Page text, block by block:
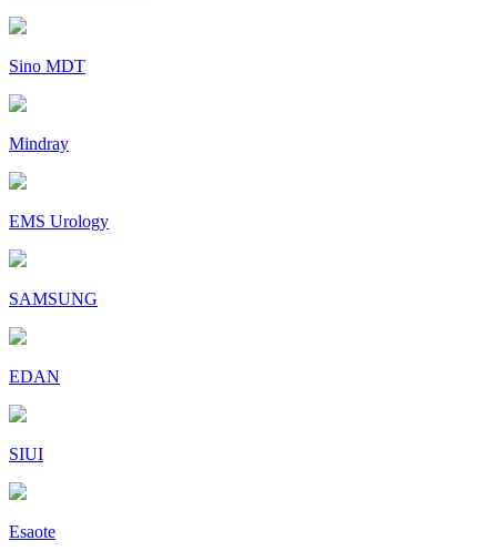
Sino MDT
Mindray
EMS Urology
SAMSUNG
EDAN
SIUI
Esaote